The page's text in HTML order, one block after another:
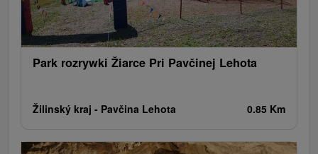
Pola golfowe Tory gokartowe
Amfiteatry i kina w przyrodzie
Szlaki winne
Cyklotrasy
Park rozrywki Žiarce Pri Pavčinej Lehota
Žilinský kraj - Pavčina Lehota 0.85 Km